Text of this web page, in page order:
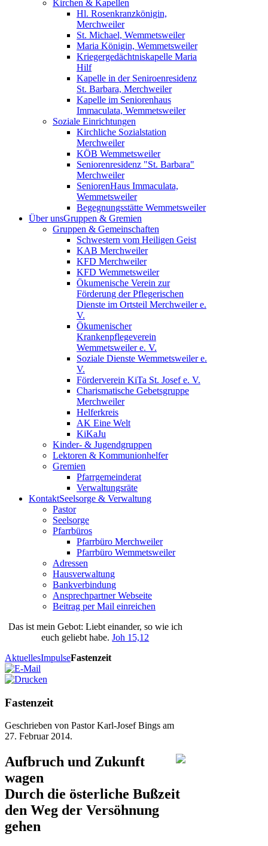
Kirchen & Kapellen
Hl. Rosenkranzkönigin,
Merchweiler
St. Michael, Wemmetsweiler
Maria Königin, Wemmetsweiler
Kriegergedächtniskapelle Maria
Hilf
Kapelle in der Seniroenresidenz
St. Barbara, Merchweiler
Kapelle im Seniorenhaus
Immaculata, Wemmetsweiler
Soziale Einrichtungen
Kirchliche Sozialstation
Merchweiler
KÖB Wemmetsweiler
Seniorenresidenz "St. Barbara"
Merchweiler
SeniorenHaus Immaculata,
Wemmetsweiler
Begegnungsstätte Wemmetsweiler
Über unsGruppen & Gremien
Gruppen & Gemeinschaften
Schwestern vom Heiligen Geist
KAB Merchweiler
KFD Merchweiler
KFD Wemmetsweiler
Ökumenische Verein zur
Förderung der Pflegerischen
Dienste im Ortsteil Merchweiler e.
V.
Ökumenischer
Krankenpflegeverein
Wemmetsweiler e. V.
Soziale Dienste Wemmetsweiler e.
V.
Förderverein KiTa St. Josef e. V.
Charismatische Gebetsgruppe
Merchweiler
Helferkreis
AK Eine Welt
KiKaJu
Kinder- & Jugendgruppen
Lektoren & Kommunionhelfer
Gremien
Pfarrgemeinderat
Verwaltungsräte
KontaktSeelsorge & Verwaltung
Pastor
Seelsorge
Pfarrbüros
Pfarrbüro Merchweiler
Pfarrbüro Wemmetsweiler
Adressen
Hausverwaltung
Bankverbindung
Ansprechpartner Webseite
Beitrag per Mail einreichen
Das ist mein Gebot: Liebt einander, so wie ich
euch geliebt habe.Joh 15,12
AktuellesImpulseFastenzeit
Fastenzeit
Geschrieben von Pastor Karl-Josef Bings am
27. Februar 2014.
Aufbruch und Zukunft
wagen
Durch die österliche Bußzeit
den Weg der Versöhnung
gehen